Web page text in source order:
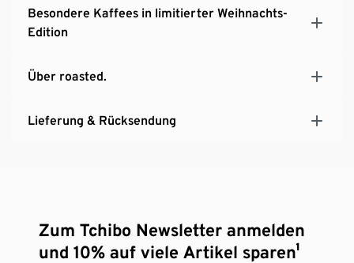
Besondere Kaffees in limitierter Weihnachts-
Edition
Über roasted.
Lieferung & Rücksendung
Zum Tchibo Newsletter anmelden
und 10% auf viele Artikel sparen¹